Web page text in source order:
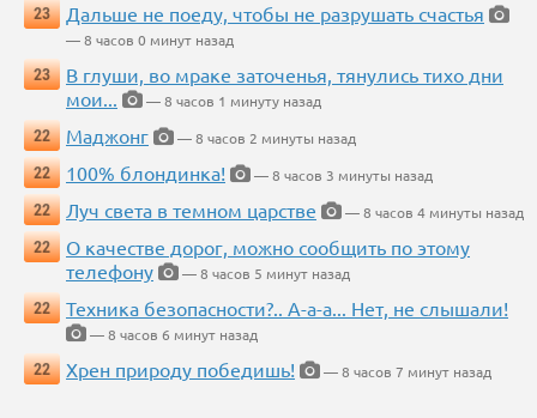
23
Дальше не поеду, чтобы не разрушать счастья
— 8 часов 0 минут назад
23
В глуши, во мраке заточенья, тянулись тихо дни
мои...
— 8 часов 1 минуту назад
22
Маджонг
— 8 часов 2 минуты назад
22
100% блондинка!
— 8 часов 3 минуты назад
22
Луч света в темном царстве
— 8 часов 4 минуты назад
22
О качестве дорог, можно сообщить по этому
телефону
— 8 часов 5 минут назад
22
Техника безопасности?.. А-а-а... Нет, не слышали!
— 8 часов 6 минут назад
22
Хрен природу победишь! — 8 часов 7 минут назад